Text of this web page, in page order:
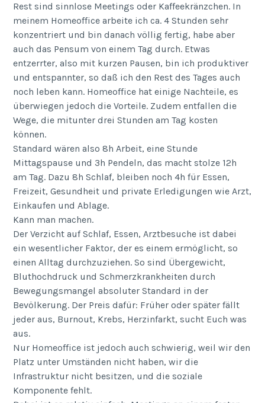
Rest sind sinnlose Meetings oder Kaffeekränzchen. In
meinem Homeoffice arbeite ich ca. 4 Stunden sehr
konzentriert und bin danach völlig fertig, habe aber
auch das Pensum von einem Tag durch. Etwas
entzerrter, also mit kurzen Pausen, bin ich produktiver
und entspannter, so daß ich den Rest des Tages auch
noch leben kann. Homeoffice hat einige Nachteile, es
überwiegen jedoch die Vorteile. Zudem entfallen die
Wege, die mitunter drei Stunden am Tag kosten
können.
Standard wären also 8h Arbeit, eine Stunde
Mittagspause und 3h Pendeln, das macht stolze 12h
am Tag. Dazu 8h Schlaf, bleiben noch 4h für Essen,
Freizeit, Gesundheit und private Erledigungen wie Arzt,
Einkaufen und Ablage.
Kann man machen.
Der Verzicht auf Schlaf, Essen, Arztbesuche ist dabei
ein wesentlicher Faktor, der es einem ermöglicht, so
einen Alltag durchzuziehen. So sind Übergewicht,
Bluthochdruck und Schmerzkrankheiten durch
Bewegungsmangel absoluter Standard in der
Bevölkerung. Der Preis dafür: Früher oder später fällt
jeder aus, Burnout, Krebs, Herzinfarkt, sucht Euch was
aus.
Nur Homeoffice ist jedoch auch schwierig, weil wir den
Platz unter Umständen nicht haben, wir die
Infrastruktur nicht besitzen, und die soziale
Komponente fehlt.